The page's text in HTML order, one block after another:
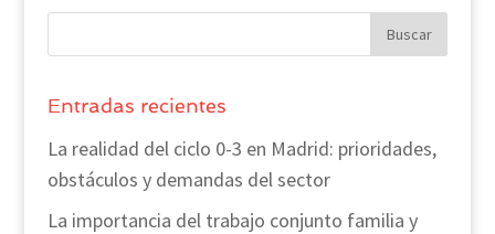
Entradas recientes
La realidad del ciclo 0-3 en Madrid: prioridades,
obstáculos y demandas del sector
La importancia del trabajo conjunto familia y